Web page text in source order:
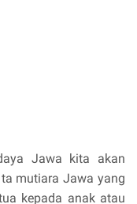
Jawa kita akan
mutiara Jawa yang
kepada anak atau